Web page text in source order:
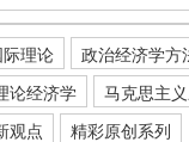
理论 政治经济学方
论经济学 马克思主
观点 精彩原创系列